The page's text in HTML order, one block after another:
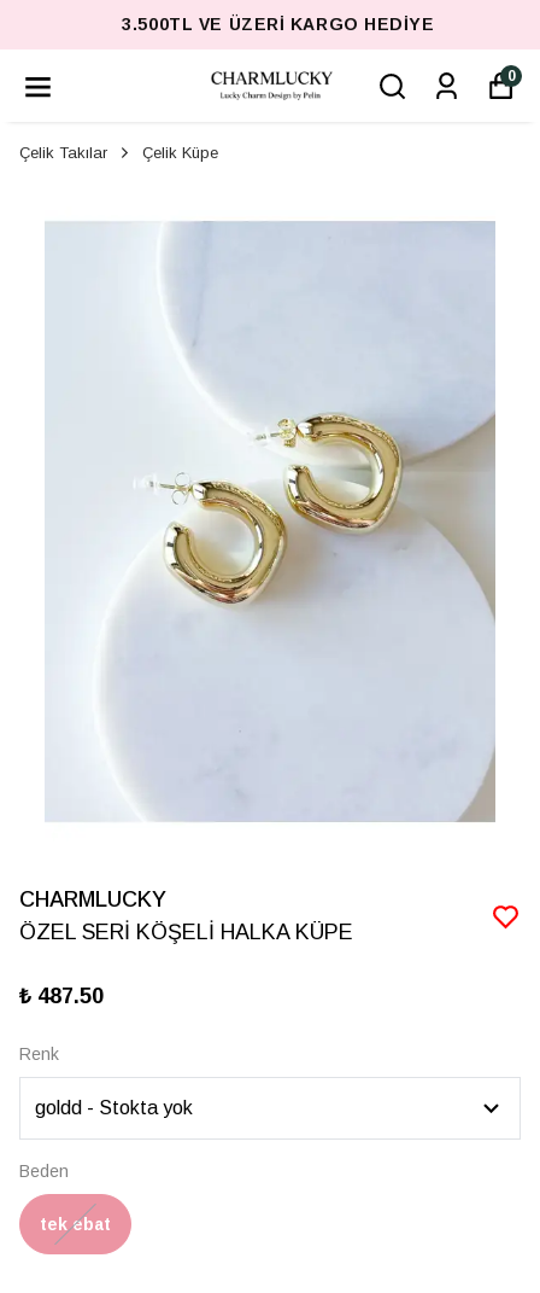
3.500TL VE ÜZERI KARGO HEDIYE
0
Çelik Takılar Çelik Küpe
CHARMLUCKY
ÖZEL SERİ KÖŞELİ HALKA KÜPE
₺ 487.50
Renk
Beden
tek ebat